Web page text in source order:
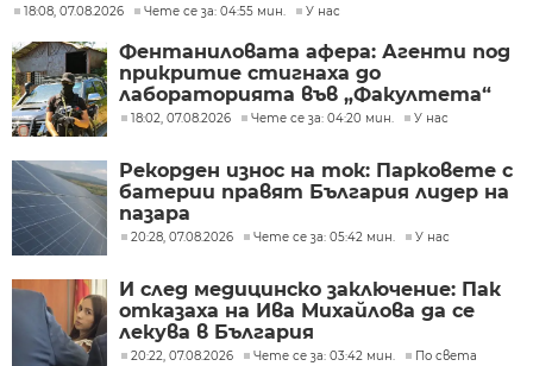
18:08, 07.08.2026 Чете се за: 04:55 мин. У нас
Фентаниловата афера: Агенти под
прикритие стигнаха до
лабораторията във „Факултета“
18:02, 07.08.2026 Чете се за: 04:20 мин. У нас
Рекорден износ на ток: Парковете с
батерии правят България лидер на
пазара
20:28, 07.08.2026 Чете се за: 05:42 мин. У нас
И след медицинско заключение: Пак
отказаха на Ива Михайлова да се
лекува в България
20:22, 07.08.2026 Чете се за: 03:42 мин. По света